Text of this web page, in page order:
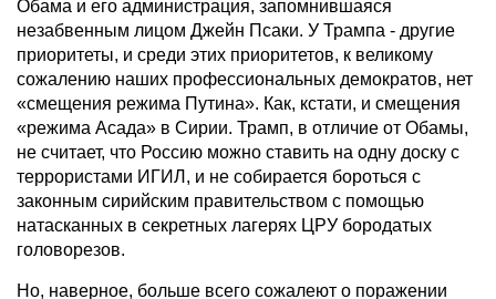
Обама и его администрация, запомнившаяся
незабвенным лицом Джейн Псаки. У Трампа - другие
приоритеты, и среди этих приоритетов, к великому
сожалению наших профессиональных демократов, нет
«смещения режима Путина». Как, кстати, и смещения
«режима Асада» в Сирии. Трамп, в отличие от Обамы,
не считает, что Россию можно ставить на одну доску с
террористами ИГИЛ, и не собирается бороться с
законным сирийским правительством с помощью
натасканных в секретных лагерях ЦРУ бородатых
головорезов.
Но, наверное, больше всего сожалеют о поражении